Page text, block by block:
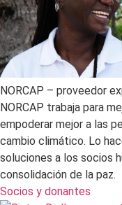
NORCAP – proveedor
NORCAP trabaja para
empoderar mejor a las
cambio climático. Lo
soluciones a los socios
consolidación de la paz.
Socios y donantes